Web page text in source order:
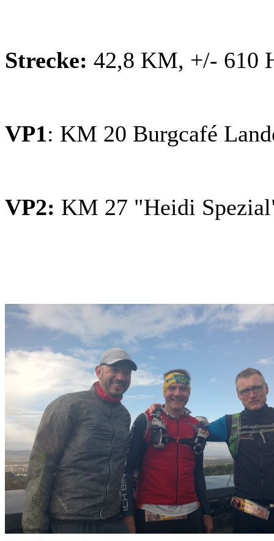
Strecke: 42,8 KM, +/- 610
VP1: KM 20 Burgcafé
VP2: KM 27 "Heidi